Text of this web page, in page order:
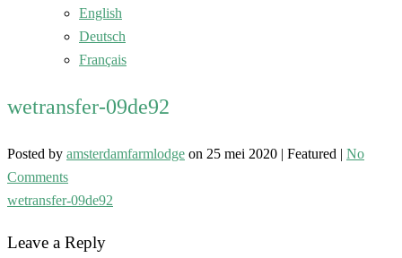
English
Deutsch
Français
wetransfer-09de92
Posted by amsterdamfarmlodge on 25 mei 2020 | Featured | No
Comments
wetransfer-09de92
Leave a Reply